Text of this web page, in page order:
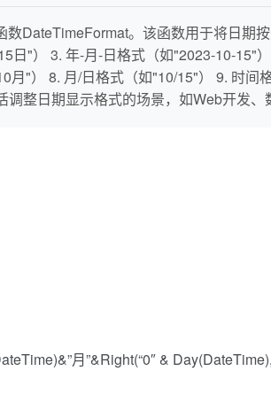
DateTimeFormat。该函数用于将日期
日"） 3. 年-月-日格式（如"2023-10-
月"） 8. 月/日格式（如"10/15"） 9. 时
整日期显示格式的场景，如Web开发、
月”&Right(“0″ &